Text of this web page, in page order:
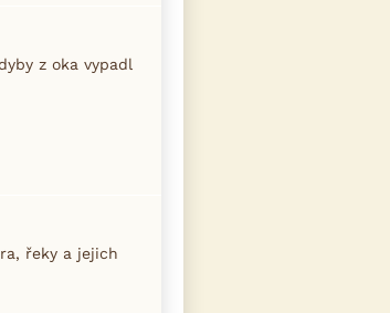
z oka vypadl
řeky a jejich